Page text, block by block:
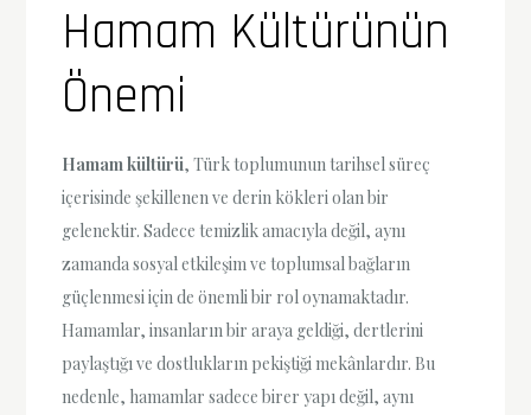
Hamam Kültürünün
Önemi
Hamam kültürü, Türk toplumunun tarihsel süreç
içerisinde şekillenen ve derin kökleri olan bir
gelenektir. Sadece temizlik amacıyla değil, aynı
zamanda sosyal etkileşim ve toplumsal bağların
güçlenmesi için de önemli bir rol oynamaktadır.
Hamamlar, insanların bir araya geldiği, dertlerini
paylaştığı ve dostlukların pekiştiği mekânlardır. Bu
nedenle, hamamlar sadece birer yapı değil, aynı